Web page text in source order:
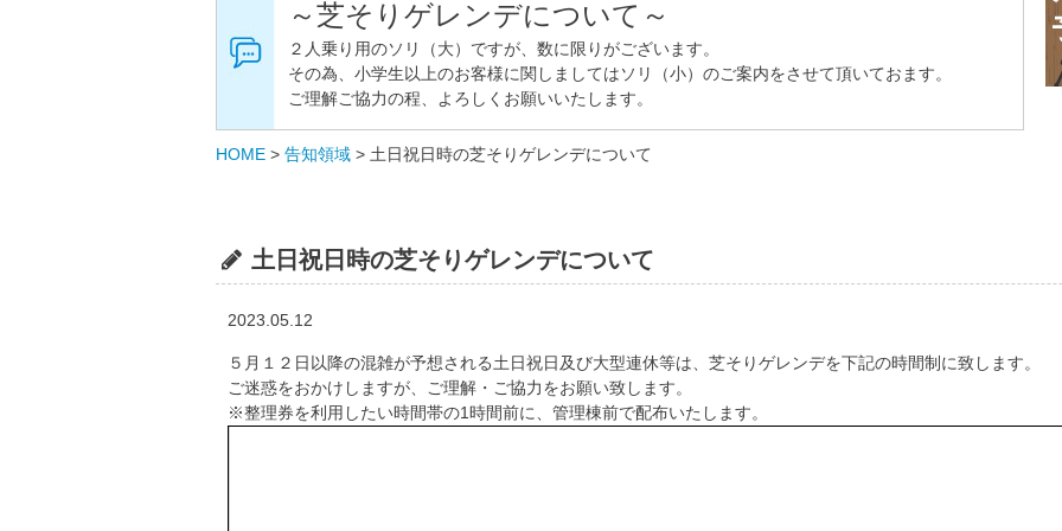
～芝そりゲレンデについて～
２人乗り用のソリ（大）ですが、数に限りがございます。
その為、小学生以上のお客様に関しましてはソリ（小）のご案内をさせて頂いておます。
ご理解ご協力の程、よろしくお願いいたします。
HOME > 告知領域 > 土日祝日時の芝そりゲレンデについて
土日祝日時の芝そりゲレンデについて
2023.05.12
５月１２日以降の混雑が予想される土日祝日及び大型連休等は、芝そりゲレンデを下記の時間制に致します。
ご迷惑をおかけしますが、ご理解・ご協力をお願い致します。
※整理券を利用したい時間帯の1時間前に、管理棟前で配布いたします。